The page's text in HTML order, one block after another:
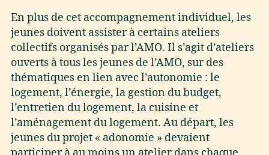
En plus de cet accompagnement individuel, les
jeunes doivent assister à certains ateliers
collectifs organisés par l’AMO. Il s’agit d’ateliers
ouverts à tous les jeunes de l’AMO, sur des
thématiques en lien avec l’autonomie : le
logement, l’énergie, la gestion du budget,
l’entretien du logement, la cuisine et
l’aménagement du logement. Au départ, les
jeunes du projet « adonomie » devaient